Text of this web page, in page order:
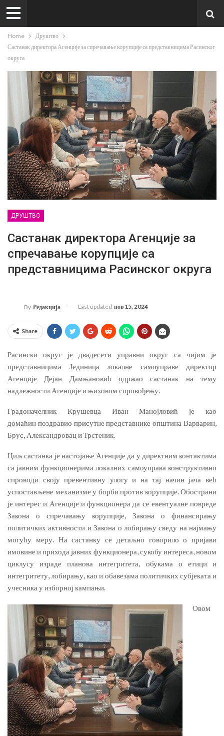
Home
Друштво
Састанак директора Агенције за спречавање корупције са представницима Расинског
округа
ДРУШТВО
Састанак директора Агенције за
спречавање корупције са
представницима Расинског округа
By Редакција Last updated нов 15, 2024
Share
Расински округ је двадесети управни округ са чијим је
представницима Јединица локалне самоуправе директор
Агенције Дејан Дамњановић одржао састанак на тему
надлежности Агенције и њиховом спровођењу.
Градоначелник Крушевца Иван Манојловић је као
домаћин поздравио присутне представнике општина Варварин,
Брус, Александровац и Трстеник.
Циљ састанка је настојање Агенције да у директним контактима
са јавним функционерима локалних самоуправа конструктивно
спроводи своју превентивну улогу и на тај начин јача већ
успостављене механизме у борби против корупције. Обострани
је интерес и Агенције и функционера да се евентуалне повреде
Закона о спречавању корупције, Закона о финансирању
политичких активности и Закона о лобирању сведу на најмању
могућу меру. На састанку се детаљно говорило о пријави
имовине и прихода јавних функционера, сукобу интереса, новом
циклусу израде планова интегритета, обукама о етици и
интегритету, лобирању, као и обавезама политичких субјеката и
учесника у изборној кампањи.
Овом